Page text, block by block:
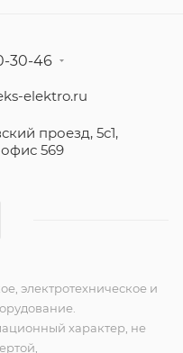
30-46
elektro.ru
проезд, 5с1,
569
электротехническое и
характер, не